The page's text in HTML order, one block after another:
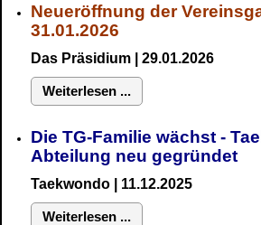
Neueröffnung der
31.01.2026
Das Präsidium | 29.01.2026
Weiterlesen ...
Die TG-Familie wächst -
Abteilung neu gegründet
Taekwondo | 11.12.2025
Weiterlesen ...